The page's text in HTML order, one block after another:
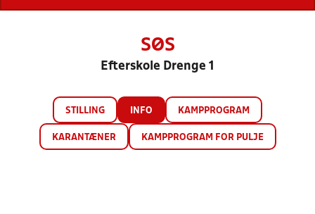
SØS
Efterskole Drenge 1
STILLING INFO KAMPPROGRAM
KARANTÆNER KAMPPROGRAM FOR PULJE